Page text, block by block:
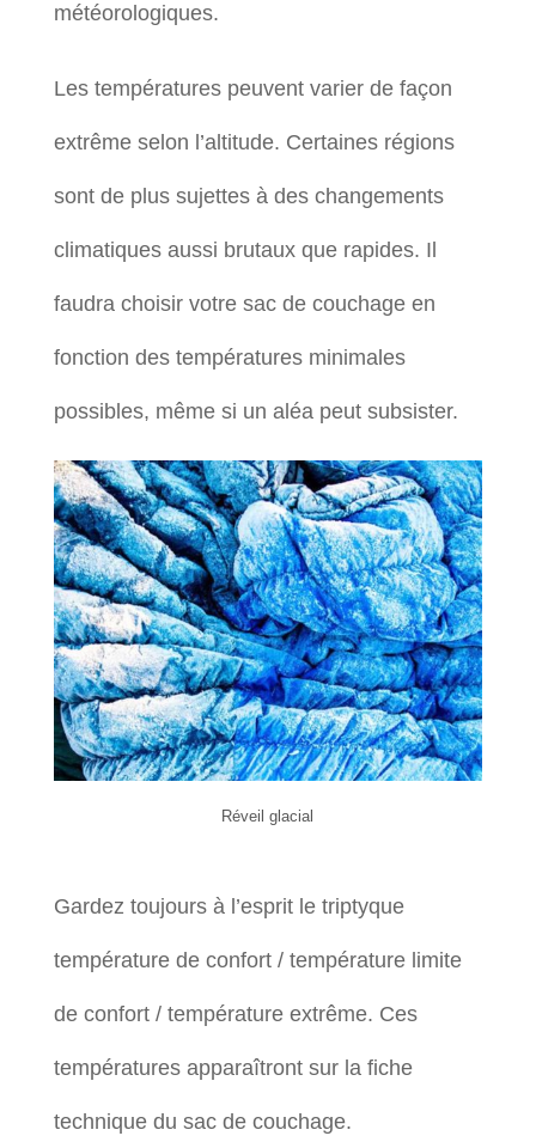
météorologiques.
Les températures peuvent varier de façon
extrême selon l’altitude. Certaines régions
sont de plus sujettes à des changements
climatiques aussi brutaux que rapides. Il
faudra choisir votre sac de couchage en
fonction des températures minimales
possibles, même si un aléa peut subsister.
Réveil glacial
Gardez toujours à l’esprit le triptyque
température de confort / température limite
de confort / température extrême. Ces
températures apparaîtront sur la fiche
technique du sac de couchage.